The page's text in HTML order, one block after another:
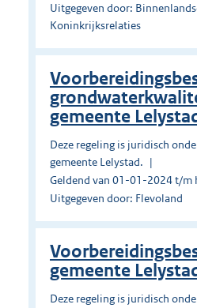
Uitgegeven door:
Koninkrijksrelaties
gemeente
Deze regeling is juridisch
gemeente Lelystad.
Geldend van 01-01-2024 t/m
Uitgegeven door: Flevoland
gemeente
Deze regeling is juridisch